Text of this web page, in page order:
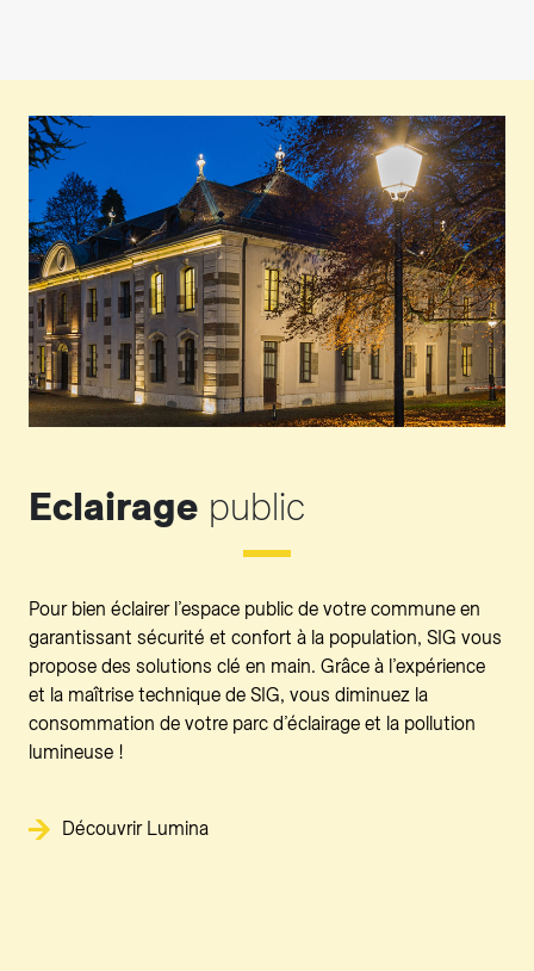
Eclairage public
Pour bien éclairer l’espace public de votre commune en
garantissant sécurité et confort à la population, SIG vous
propose des solutions clé en main. Grâce à l’expérience
et la maîtrise technique de SIG, vous diminuez la
consommation de votre parc d’éclairage et la pollution
lumineuse !
Découvrir Lumina